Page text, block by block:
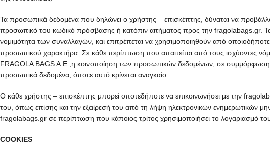
Τα προσωπικά δεδομένα που δηλώνει ο χρήστης – επισκέπτης, δύναται να
προσωπικό του κωδικό πρόσβασης ή κατόπιν αιτήματος προς την fragolabags.gr. Τα
νομιμότητα των συναλλαγών, και επιτρέπεται να χρησιμοποιηθούν από
προσωπικού χαρακτήρα. Σε κάθε περίπτωση που απαιτείται από τους ισχύοντες
FRAGOLA BAGS A.E.,η κοινοποίηση των προσωπικών δεδομένων, σε
προσωπικά δεδομένα, όποτε αυτό κρίνεται αναγκαίο.
Ο κάθε χρήστης – επισκέπτης μπορεί οποτεδήποτε να επικοινωνήσει με την
του, όπως επίσης και την εξαίρεσή του από τη λήψη ηλεκτρονικών ενημερωτικών
fragolabags.gr σε περίπτωση που κάποιος τρίτος χρησιμοποιήσει το λογαριασμό του
COOKIES